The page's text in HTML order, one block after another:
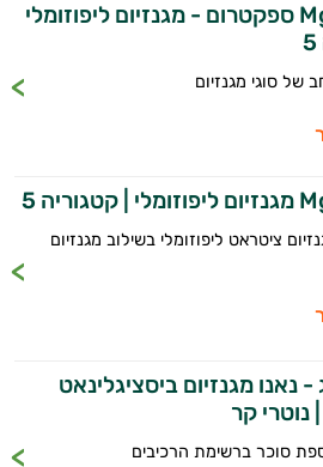
ליפוזמין Mg ספקטרום - מגנזיום ליפוזומלי
של סוגי מגנזיום
ציטראט ליפוזומלי בשילוב מגנזיום
- נאנו מגנזיום ביסציגלינאט
| נוטרי קר
סוכר ברשימת הרכיבים